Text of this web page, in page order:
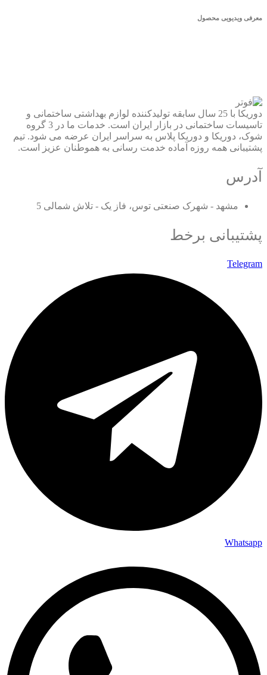
معرفی ویدیویی محصول
دوریکا با 25 سال سابقه تولیدکننده لوازم بهداشتی ساختمانی و
تاسیسات ساختمانی در بازار ایران است. خدمات ما در 3 گروه
شوک، دوریکا و دوریکا پلاس به سراسر ایران عرضه می شود. تیم
پشتیبانی همه روزه آماده خدمت رسانی به هموطنان عزیز است.
آدرس
مشهد - شهرک صنعتی توس، فاز یک - تلاش شمالی 5
پشتیبانی برخط
Telegram
Whatsapp